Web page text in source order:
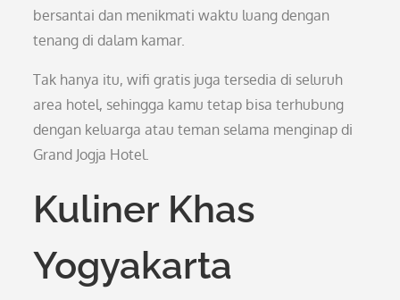
bersantai dan menikmati waktu luang dengan
tenang di dalam kamar.
Tak hanya itu, wifi gratis juga tersedia di seluruh
area hotel, sehingga kamu tetap bisa terhubung
dengan keluarga atau teman selama menginap di
Grand Jogja Hotel.
Kuliner Khas
Yogyakarta